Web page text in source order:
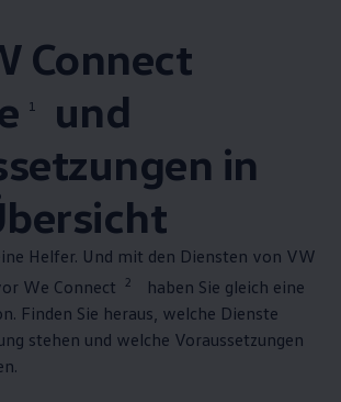
Connect
1
und
in
Helfer. Und mit den Diensten von VW
We Connect
2
haben Sie gleich eine
Finden Sie heraus, welche Dienste
stehen und welche Voraussetzungen